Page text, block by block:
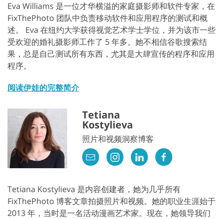
Eva Williams 是一位才华横溢的家庭摄影师和软件专家，在
FixThePhoto 团队中负责移动软件和应用程序的测试和概
述。 Eva 在纽约大学获得视觉艺术学士学位，并为该市一些
受欢迎的婚礼摄影师工作了 5 年多。她不相信谷歌搜索结
果，总是自己测试所有东西，尤其是大肆宣传的程序和应用
程序。
阅读伊娃的完整简介
Tetiana
Kostylieva
照片和视频洞察博客
Tetiana Kostylieva 是内容创建者，她为几乎所有
FixThePhoto 博客文章拍摄照片和视频。她的职业生涯始于
2013 年，当时是一名活动漫画艺术家。现在，她领导我们